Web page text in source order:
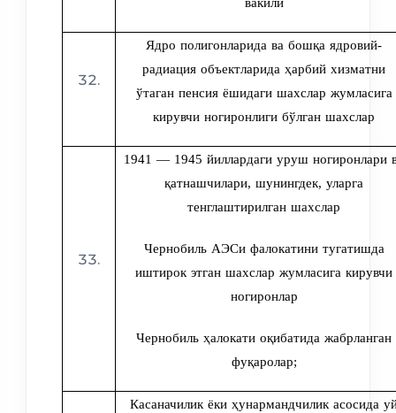
вакили
Ядро полигонларида ва бошқа ядровий-
радиация объектларида ҳарбий хизматни
ўтаган пенсия ёшидаги шахслар жумласига
кирувчи ногиронлиги бўлган шахслар
1941 — 1945 йиллардаги уруш ногиронлари
қатнашчилари, шунингдек, уларга
тенглаштирилган шахслар
Чернобиль АЭСи фалокатини тугатишда
иштирок этган шахслар жумласига кирувчи
ногиронлар
Чернобиль ҳалокати оқибатида жабрланган
фуқаролар;
Касаначилик ёки ҳунармандчилик асосида